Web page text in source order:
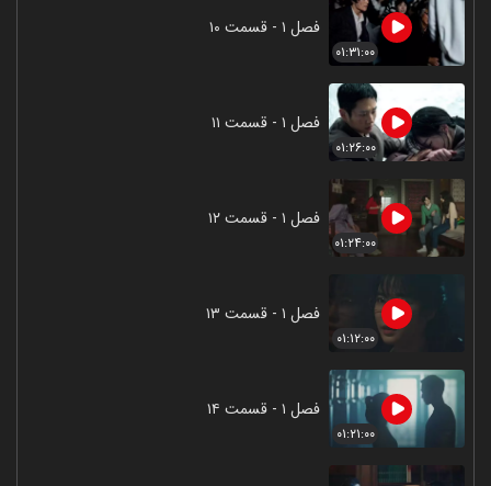
۰۱:۳۱:۰۰
فصل ۱ - قسمت ۱۰
۰۱:۲۶:۰۰
فصل ۱ - قسمت ۱۱
۰۱:۲۴:۰۰
فصل ۱ - قسمت ۱۲
۰۱:۱۲:۰۰
فصل ۱ - قسمت ۱۳
۰۱:۲۱:۰۰
فصل ۱ - قسمت ۱۴